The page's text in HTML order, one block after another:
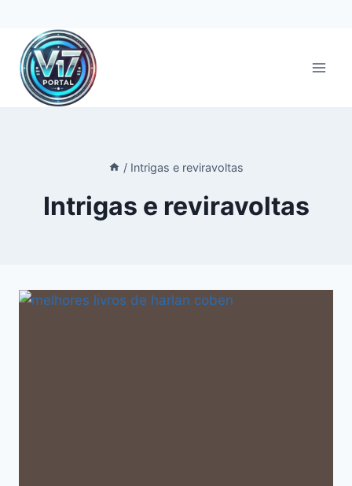
Pular
para
Conteúdo
/ Intrigas e reviravoltas
Intrigas e reviravoltas